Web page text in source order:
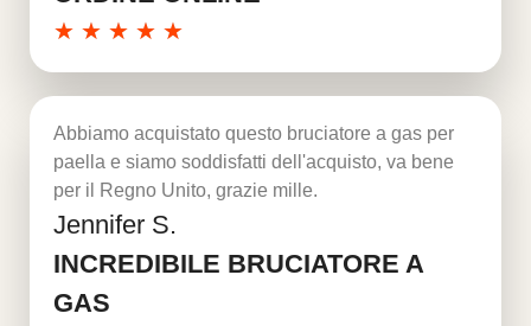
★ ★ ★ ★ ★
Abbiamo acquistato questo bruciatore a gas per
paella e siamo soddisfatti dell'acquisto, va bene
per il Regno Unito, grazie mille.
Jennifer S.
INCREDIBILE BRUCIATORE A
GAS